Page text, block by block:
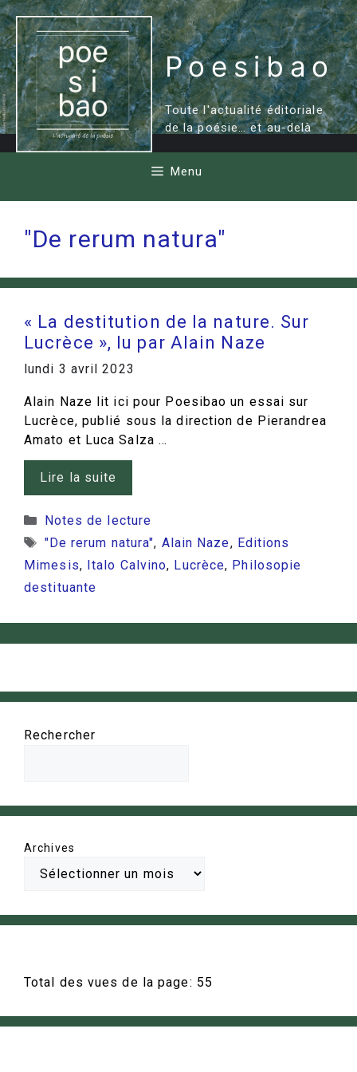
Aller
au
contenu
Poesibao
Toute l'actualité éditoriale
de la poésie… et au-delà
Menu
"De rerum natura"
« La destitution de la nature. Sur
Lucrèce », lu par Alain Naze
lundi 3 avril 2023
Alain Naze lit ici pour Poesibao un essai sur
Lucrèce, publié sous la direction de Pierandrea
Amato et Luca Salza …
Lire la suite
Catégories
Notes de lecture
Étiquettes
"De rerum natura", Alain Naze, Editions
Mimesis, Italo Calvino, Lucrèce, Philosopie
destituante
Rechercher
Archives
Total des vues de la page: 55